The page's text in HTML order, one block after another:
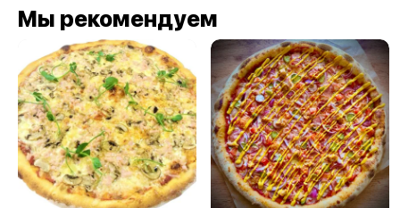
Мы рекомендуем